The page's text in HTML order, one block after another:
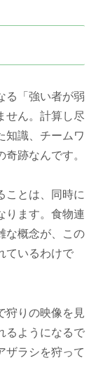
る「強い者が弱
せん。計算し尽
知識、チームワ
跡なんです。
ことは、同時に
ります。食物連
な概念が、この
ているわけで
狩りの映像を見
るようになるで
ザラシを狩って